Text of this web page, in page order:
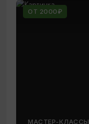
ОТ 2000₽
МАСТЕР-КЛАССЫ